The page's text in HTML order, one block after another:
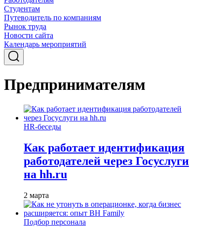
Студентам
Путеводитель по компаниям
Рынок труда
Новости сайта
Календарь мероприятий
Предпринимателям
HR-беседы
Как работает идентификация
работодателей через Госуслуги
на hh.ru
2 марта
Подбор персонала